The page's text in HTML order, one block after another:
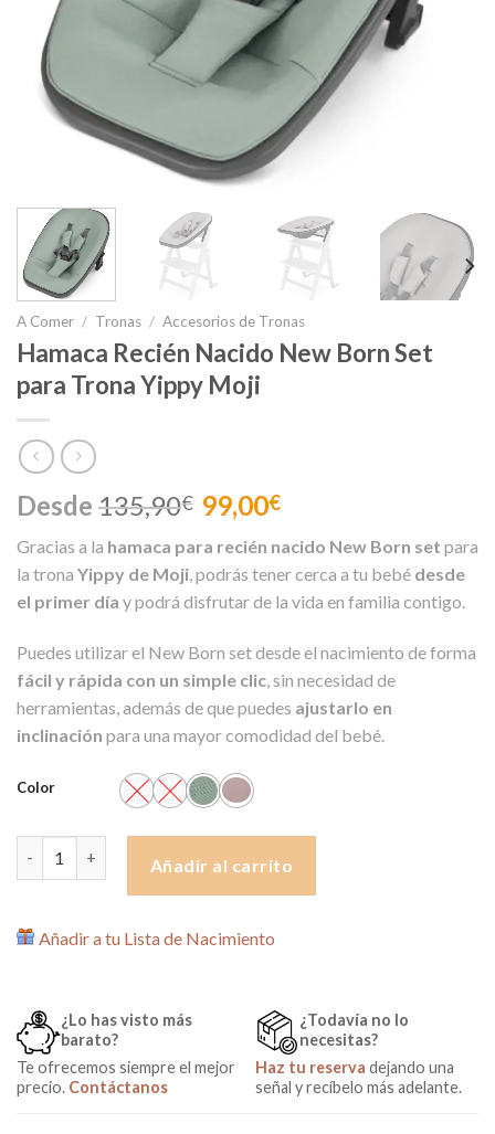
A Comer / Tronas / Accesorios de Tronas
Hamaca Recién Nacido New Born Set
para Trona Yippy Moji
Desde 135,90€ 99,00€
Gracias a la hamaca para recién nacido New Born set para
la trona Yippy de Moji, podrás tener cerca a tu bebé desde
el primer día y podrá disfrutar de la vida en familia contigo.
Puedes utilizar el New Born set desde el nacimiento de forma
fácil y rápida con un simple clic, sin necesidad de
herramientas, además de que puedes ajustarlo en
inclinación para una mayor comodidad del bebé.
Color
Añadir al carrito
Añadir a tu Lista de Nacimiento
¿Lo has visto más
barato?
Te ofrecemos siempre el mejor
precio. Contáctanos
¿Todavía no lo
necesitas?
Haz tu reserva dejando una
señal y recíbelo más adelante.